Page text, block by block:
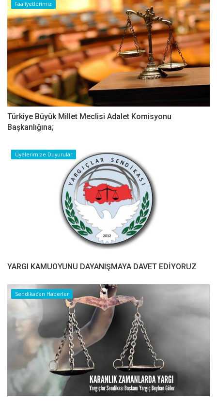
Faaliyetlerimiz
Türkiye Büyük Millet Meclisi Adalet Komisyonu
Başkanlığına;
Üyelerimize Duyurular
YARGI KAMUOYUNU DAYANIŞMAYA DAVET EDİYORUZ
Sendikadan Haberler